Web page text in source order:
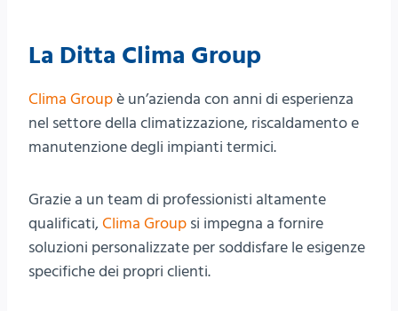
La Ditta Clima Group
Clima Groupè un’azienda con anni di esperienza
nel settore della climatizzazione, riscaldamento e
manutenzione degli impianti termici.
Grazie a un team di professionisti altamente
qualificati,Clima Group si impegna a fornire
soluzioni personalizzate per soddisfare le esigenze
specifiche dei propri clienti.